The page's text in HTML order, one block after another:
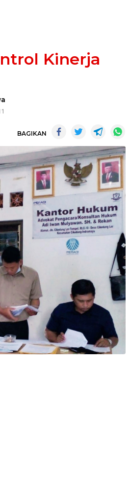
Kinerja
BAGIKAN